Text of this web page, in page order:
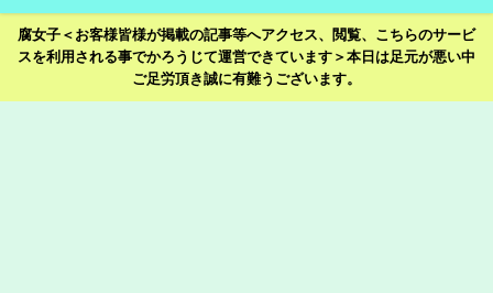
腐女子＜お客様皆様が掲載の記事等へアクセス、閲覧、こちらのサービ
スを利用される事でかろうじて運営できています＞本日は足元が悪い中
ご足労頂き誠に有難うございます。